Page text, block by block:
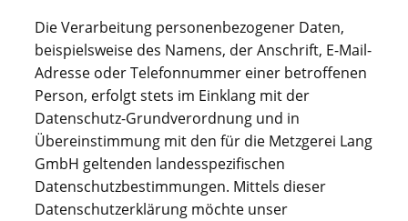
Die Verarbeitung personenbezogener Daten,
beispielsweise des Namens, der Anschrift, E-Mail-
Adresse oder Telefonnummer einer betroffenen
Person, erfolgt stets im Einklang mit der
Datenschutz-Grundverordnung und in
Übereinstimmung mit den für die Metzgerei Lang
GmbH geltenden landesspezifischen
Datenschutzbestimmungen. Mittels dieser
Datenschutzerklärung möchte unser